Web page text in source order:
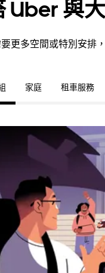
Uber 與
更多空間或特別安排
家庭 租車服務